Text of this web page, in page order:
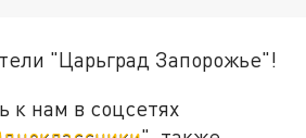
"Царьград Запорожье"!
к нам в соцсетях